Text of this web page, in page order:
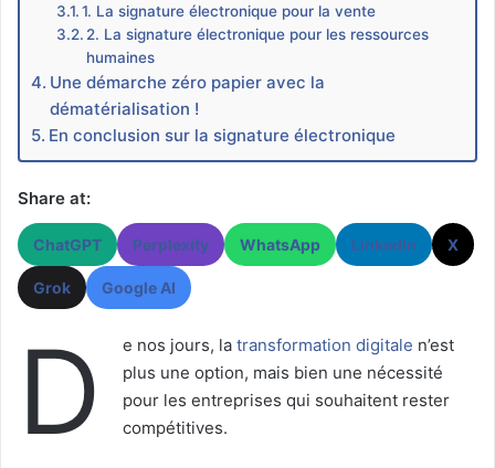
1. La signature électronique pour la vente
2. La signature électronique pour les ressources
humaines
Une démarche zéro papier avec la
dématérialisation !
En conclusion sur la signature électronique
Share at:
ChatGPT Perplexity WhatsApp LinkedIn X
Grok Google AI
D e nos jours, la transformation digitale n’est
plus une option, mais bien une nécessité
pour les entreprises qui souhaitent rester
compétitives.